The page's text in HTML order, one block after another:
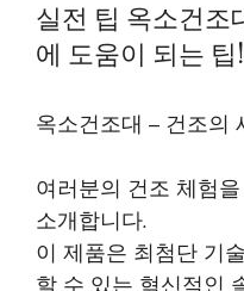
실전 팁 옥소건조
에 도움이 되는 팁
옥소건조대 – 건조의
여러분의 건조 체험
소개합니다.
이 제품은 최첨단 기
할 수 있는 혁신적인